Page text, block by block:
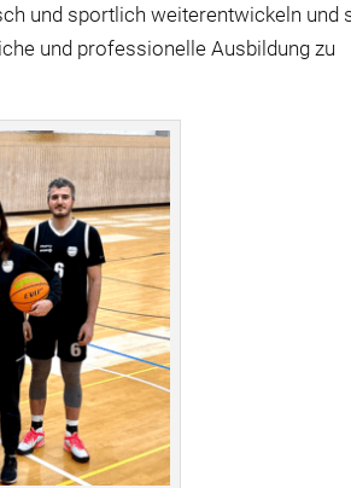
und sportlich weiterentwickeln und
und professionelle Ausbildung zu